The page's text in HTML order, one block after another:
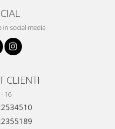
in social media
CLIENTI
16